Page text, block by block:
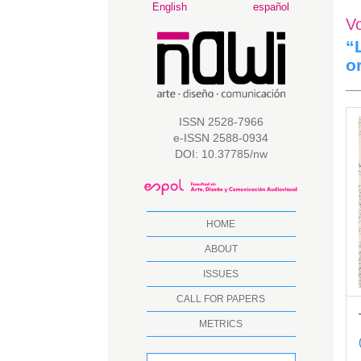
Main
Main
Content
English español
ISSN 2528-7966
e-ISSN 2588-0934
DOI: 10.37785/nw
HOME
ABOUT
ISSUES
CALL FOR PAPERS
METRICS